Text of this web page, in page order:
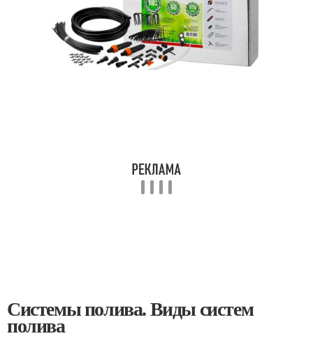
Системы полива. Виды систем
полива